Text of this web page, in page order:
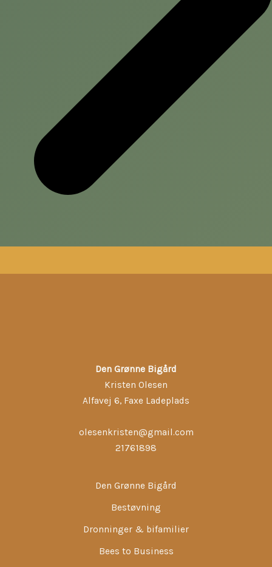
Den Grønne Bigård
Kristen Olesen
Alfavej 6, Faxe Ladeplads
olesenkristen@gmail.com
21761898
Den Grønne Bigård
Bestøvning
Dronninger & bifamilier
Bees to Business